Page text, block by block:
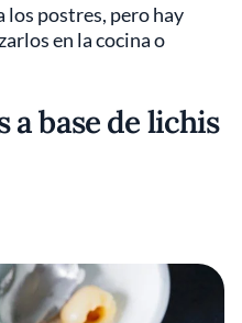
los postres, pero hay
en la cocina o
a base de lichis